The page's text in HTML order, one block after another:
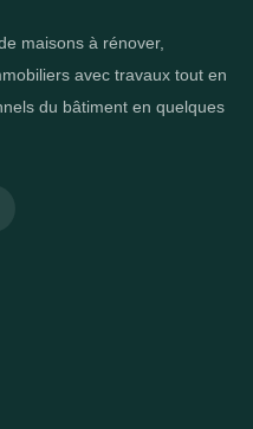
maisons à rénover,
avec travaux tout en
du bâtiment en quelques